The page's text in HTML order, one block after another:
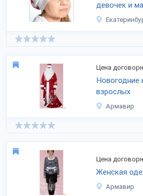
девочек и
Цена
взрослых
Армавир
Цена
Женская
Армавир